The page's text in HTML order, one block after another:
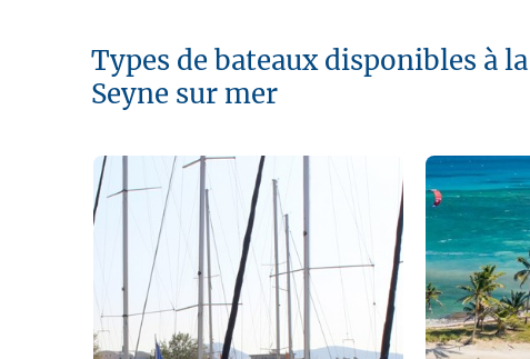
Types de bateaux disponibles à
Seyne sur mer